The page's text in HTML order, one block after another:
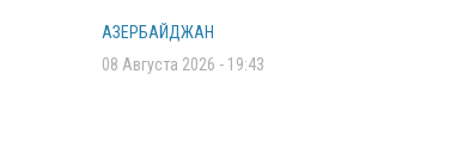
АЗЕРБАЙДЖАН
08 Августа 2026 - 19:43